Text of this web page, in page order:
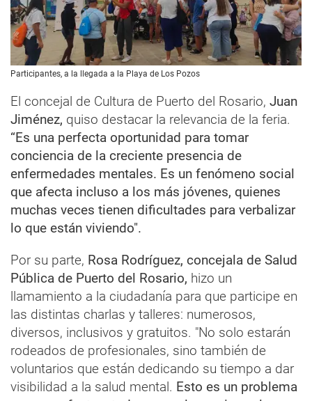
Participantes, a la llegada a la Playa de Los Pozos
El concejal de Cultura de Puerto del Rosario, Juan
Jiménez, quiso destacar la relevancia de la feria.
“Es una perfecta oportunidad para tomar
conciencia de la creciente presencia de
enfermedades mentales. Es un fenómeno social
que afecta incluso a los más jóvenes, quienes
muchas veces tienen dificultades para verbalizar
lo que están viviendo".
Por su parte, Rosa Rodríguez, concejala de Salud
Pública de Puerto del Rosario, hizo un
llamamiento a la ciudadanía para que participe en
las distintas charlas y talleres: numerosos,
diversos, inclusivos y gratuitos. "No solo estarán
rodeados de profesionales, sino también de
voluntarios que están dedicando su tiempo a dar
visibilidad a la salud mental. Esto es un problema